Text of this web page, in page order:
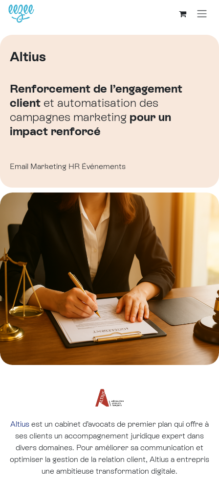
Altius
Renforcement de l’engagement
client et automatisation des
campagnes marketing pour un
impact renforcé
Email Marketing HR Événements
Altius est un cabinet d’avocats de premier plan qui offre à
ses clients un accompagnement juridique expert dans
divers domaines. Pour améliorer sa communication et
optimiser la gestion de la relation client, Altius a entrepris
une ambitieuse transformation digitale.